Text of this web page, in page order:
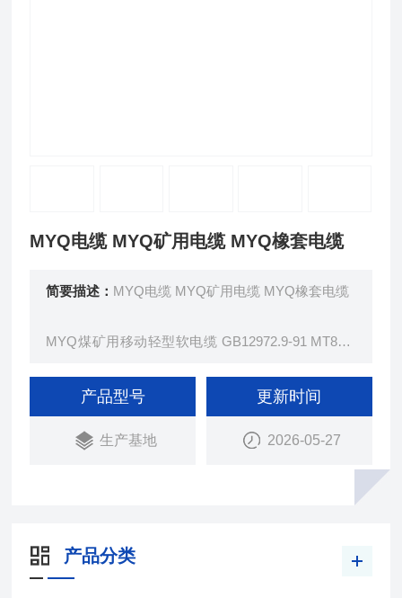
MYQ电缆 MYQ矿用电缆 MYQ橡套电缆
简要描述： MYQ电缆 MYQ矿用电缆 MYQ橡套电缆
MYQ煤矿用移动轻型软电缆 GB12972.9-91 MT818.
用轻型移动橡套软电缆。
产品型号
生产基地
更新时间
2026-05-27
产品分类